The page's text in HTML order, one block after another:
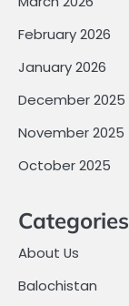
February 2026
January 2026
December 2025
November 2025
October 2025
Categories
About Us
Balochistan